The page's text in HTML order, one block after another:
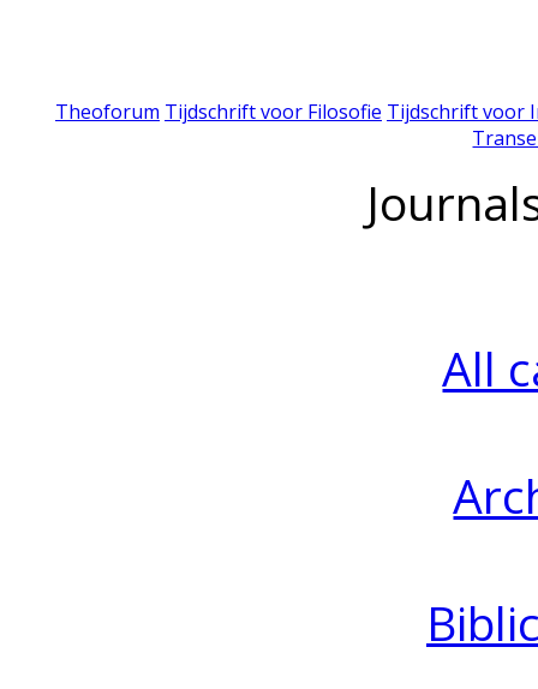
Theoforum Tijdschrift voor Filosofie Tijdschrift voor
All